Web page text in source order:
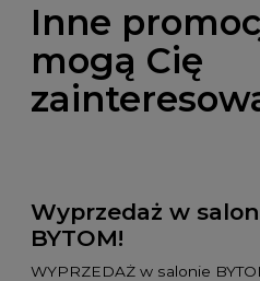
Inne
mogą Cię
Wyprzedaż w
BYTOM!
WYPRZEDAŻ w salonie